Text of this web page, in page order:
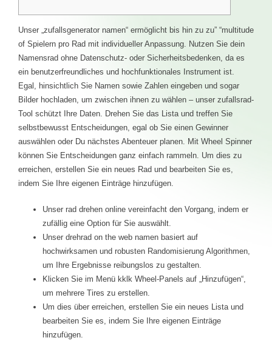
Unser „zufallsgenerator namen“ ermöglicht bis hin zu zu” “multitude
of Spielern pro Rad mit individueller Anpassung. Nutzen Sie dein
Namensrad ohne Datenschutz- oder Sicherheitsbedenken, da es
ein benutzerfreundliches und hochfunktionales Instrument ist.
Egal, hinsichtlich Sie Namen sowie Zahlen eingeben und sogar
Bilder hochladen, um zwischen ihnen zu wählen – unser zufallsrad-
Tool schützt Ihre Daten. Drehen Sie das Lista und treffen Sie
selbstbewusst Entscheidungen, egal ob Sie einen Gewinner
auswählen oder Du nächstes Abenteuer planen. Mit Wheel Spinner
können Sie Entscheidungen ganz einfach rammeln. Um dies zu
erreichen, erstellen Sie ein neues Rad und bearbeiten Sie es,
indem Sie Ihre eigenen Einträge hinzufügen.
Unser rad drehen online vereinfacht den Vorgang, indem er
zufällig eine Option für Sie auswählt.
Unser drehrad on the web namen basiert auf
hochwirksamen und robusten Randomisierung Algorithmen,
um Ihre Ergebnisse reibungslos zu gestalten.
Klicken Sie im Menü kklk Wheel-Panels auf „Hinzufügen“,
um mehrere Tires zu erstellen.
Um dies über erreichen, erstellen Sie ein neues Lista und
bearbeiten Sie es, indem Sie Ihre eigenen Einträge
hinzufügen.